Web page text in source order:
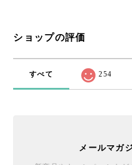
ショップの評価
すべて 254
メールマガ